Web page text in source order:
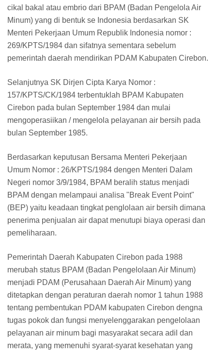
cikal bakal atau embrio dari BPAM (Badan Pengelola Air
Minum) yang di bentuk se Indonesia berdasarkan SK
Menteri Pekerjaan Umum Republik Indonesia nomor :
269/KPTS/1984 dan sifatnya sementara sebelum
pemerintah daerah mendirikan PDAM Kabupaten Cirebon.
Selanjutnya SK Dirjen Cipta Karya Nomor :
157/KPTS/CK/1984 terbentuklah BPAM Kabupaten
Cirebon pada bulan September 1984 dan mulai
mengoperasiikan / mengelola pelayanan air bersih pada
bulan September 1985.
Berdasarkan keputusan Bersama Menteri Pekerjaan
Umum Nomor : 26/KPTS/1984 dengen Menteri Dalam
Negeri nomor 3/9/1984, BPAM beralih status menjadi
BPAM dengan melampaui analisa "Break Event Point"
(BEP) yaitu keadaan tingkat penglolaan air bersih dimana
penerima penjualan air dapat menutupi biaya operasi dan
pemeliharaan.
Pemerintah Daerah Kabupaten Cirebon pada 1988
merubah status BPAM (Badan Pengelolaan Air Minum)
menjadi PDAM (Perusahaan Daerah Air Minum) yang
ditetapkan dengan peraturan daerah nomor 1 tahun 1988
tentang pembentukan PDAM kabupaten Cirebon dengna
tugas pokok dan fungsi menyelenggarakan pengelolaan
pelayanan air minum bagi masyarakat secara adil dan
merata, yang memenuhi syarat-syarat kesehatan yang